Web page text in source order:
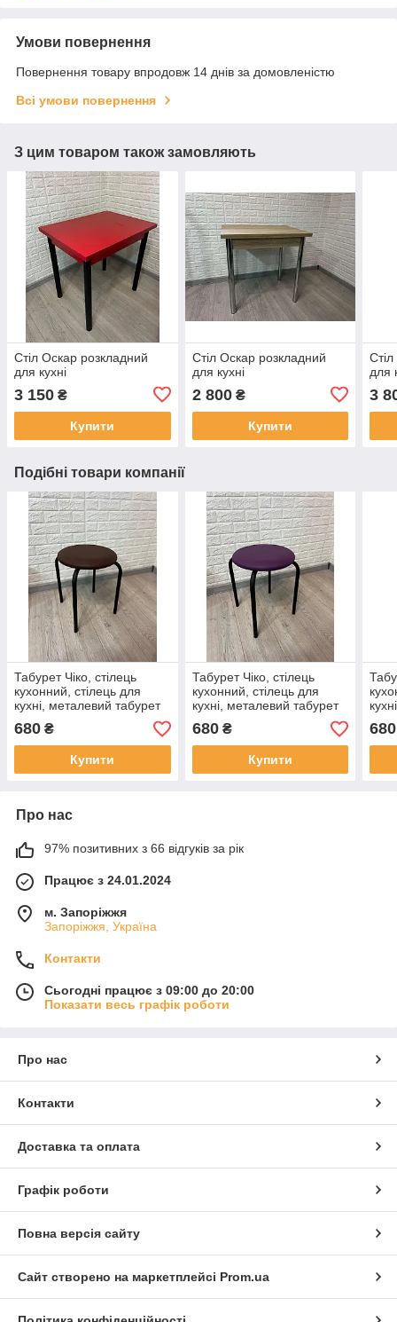
Умови повернення
Повернення товару впродовж 14 днів за домовленістю
Всі умови повернення
З цим товаром також замовляють
Стіл Оскар розкладний
для кухні
3 150 ₴
Купити
Стіл Оскар розкладний
для кухні
2 800₴
Купити
для
3
Подібні товари компанії
Табурет Чіко, стілець
кухонний, стілець для
кухні, металевий табурет
із м'яким сидінням
680 ₴
Купити
Табурет Чіко, стілець
кухонний, стілець для
кухні, металевий табурет
із м'яким сидінням
680₴
Купити
із
680
Про нас
97% позитивних з 66 відгуків за рік
Працює з 24.01.2024
м. Запоріжжя
Запоріжжя, Україна
Контакти
Сьогодні працює з 09:00 до 20:00
Показати весь графік роботи
Про нас
Контакти
Доставка та оплата
Графік роботи
Повна версія сайту
Сайт створено на маркетплейсі Prom.ua